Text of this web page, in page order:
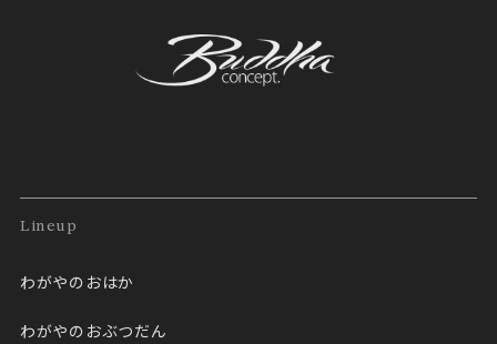
Lineup
わがやのおはか
わがやのおぶつだん